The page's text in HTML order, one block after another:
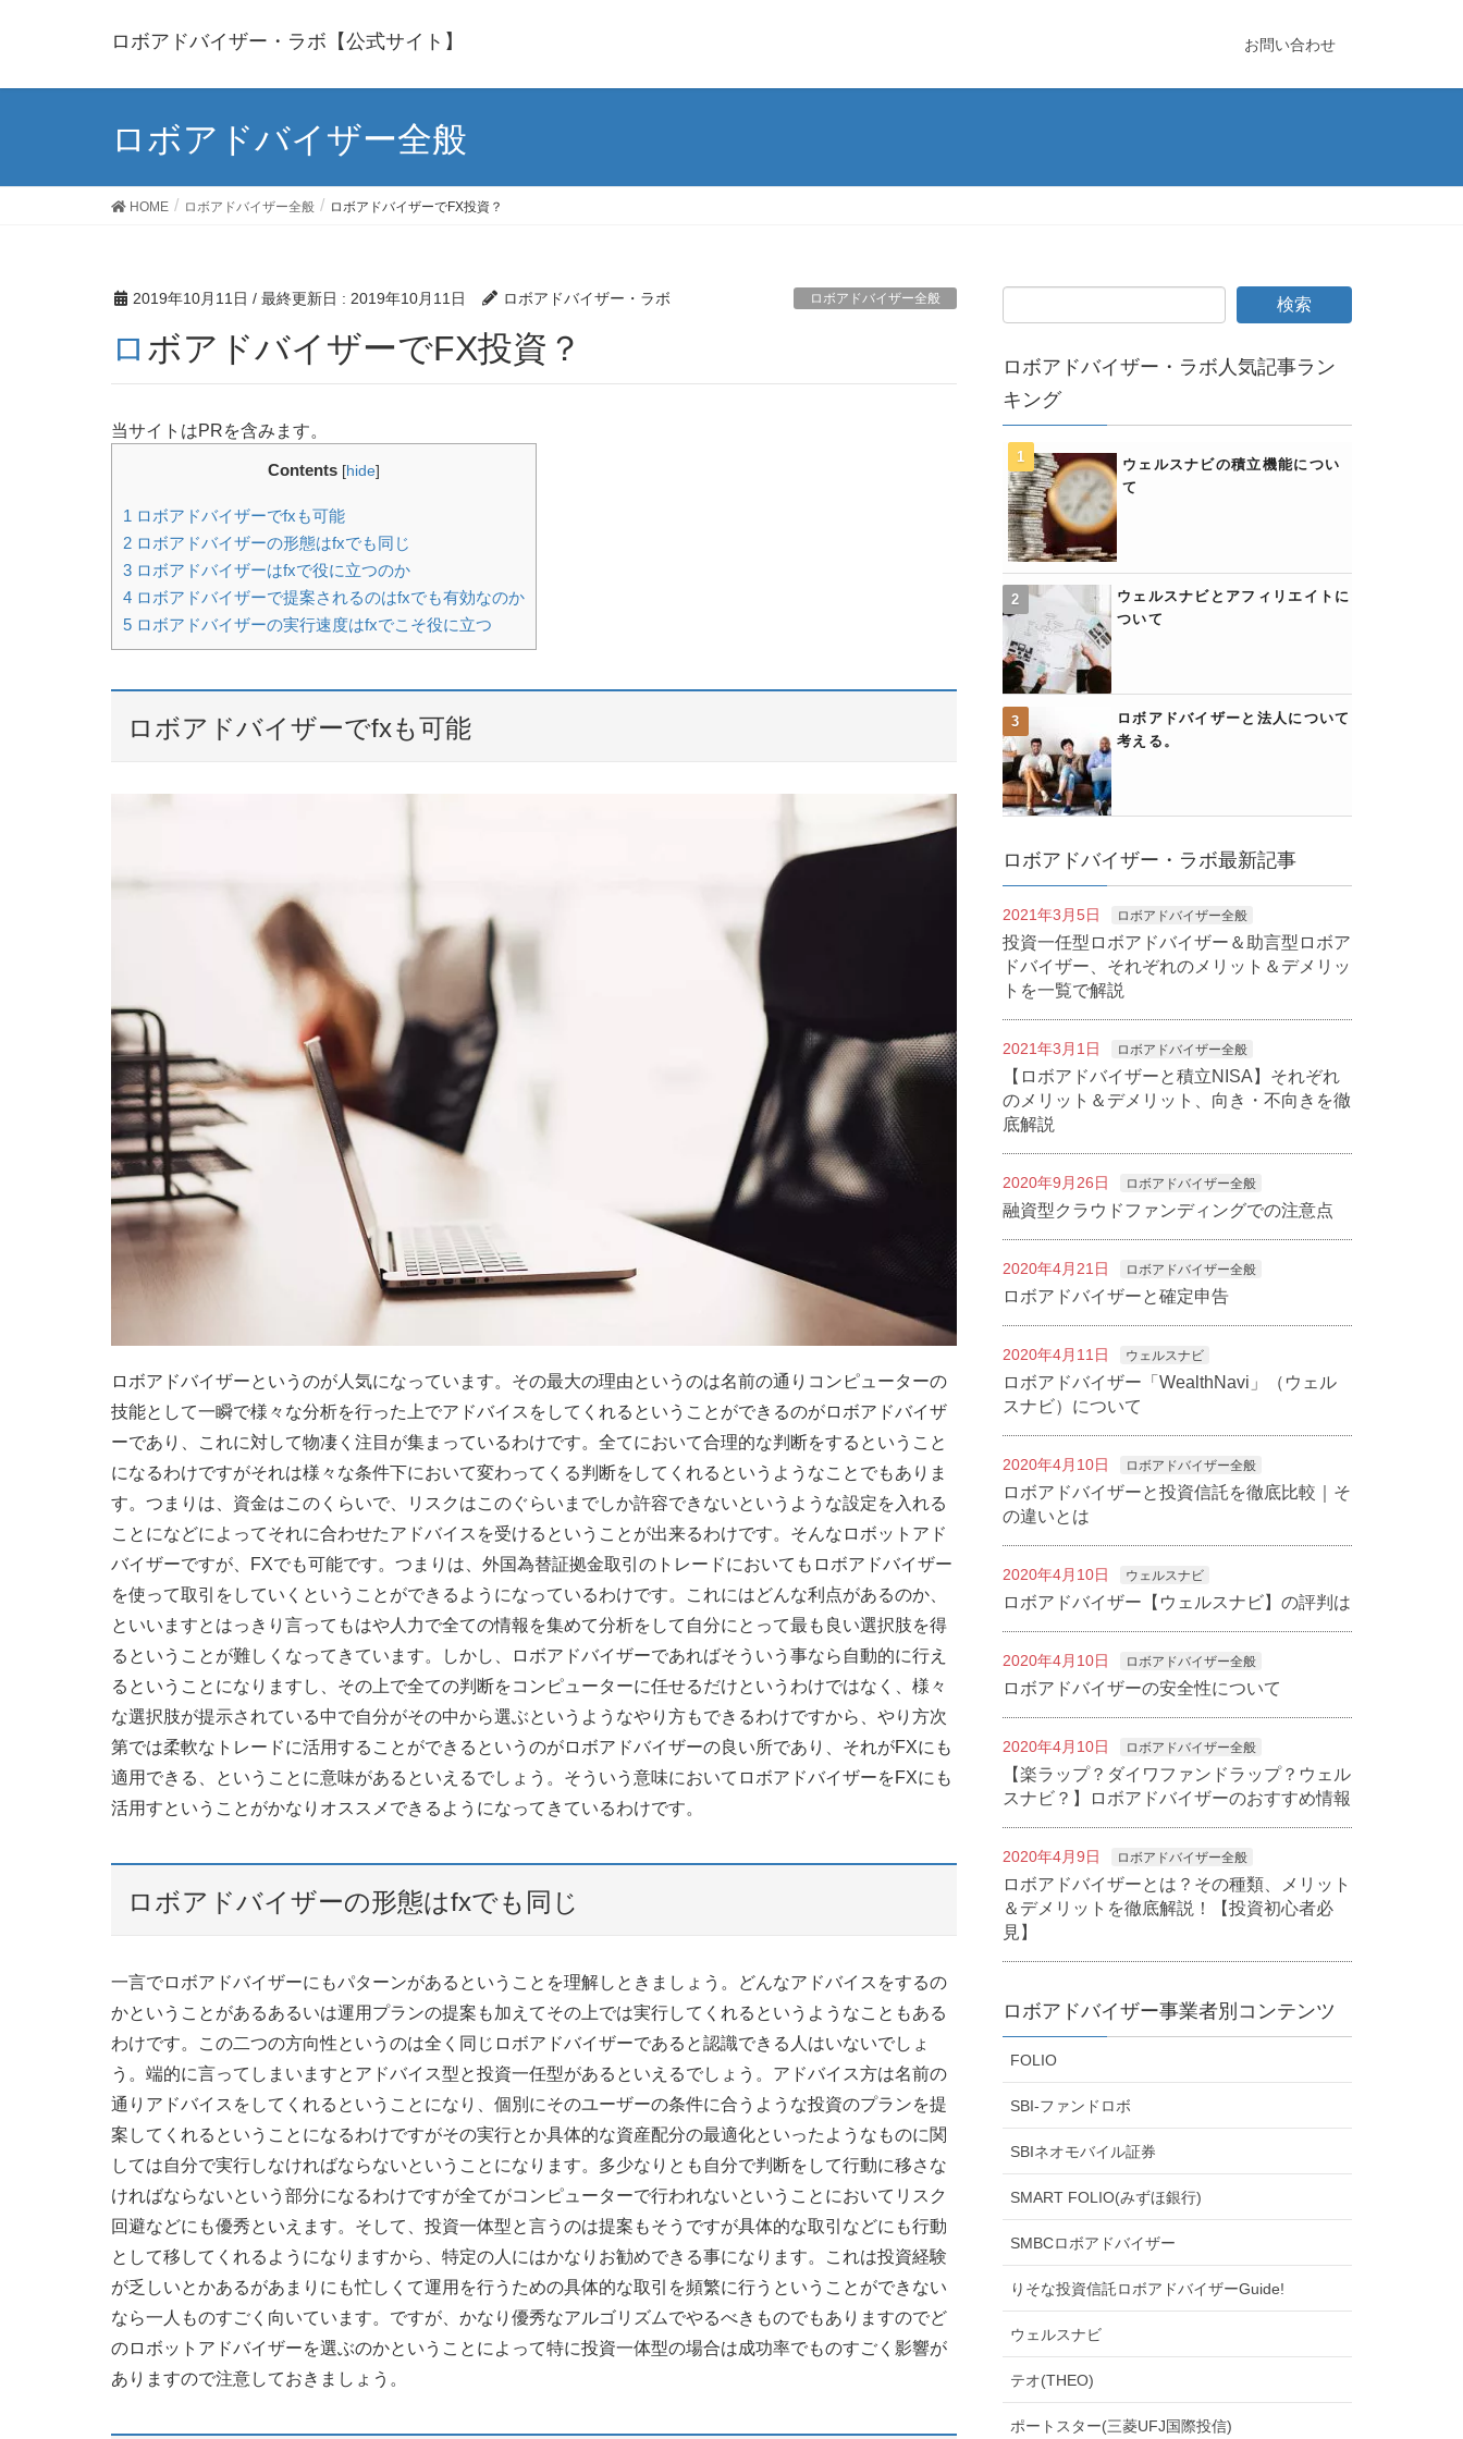
ロボアドバイザー・ラボ【公式サイト】 お問い合わせ
ロボアドバイザー全般
HOME ロボアドバイザー全般 ロボアドバイザーでFX投資？
2019年10月11日 / 最終更新日 : 2019年10月11日 ロボアドバイザー・ラボ ロボアドバイザー全般
ロボアドバイザーでFX投資？
当サイトはPRを含みます。
Contents [hide]
1 ロボアドバイザーでfxも可能
2 ロボアドバイザーの形態はfxでも同じ
3 ロボアドバイザーはfxで役に立つのか
4 ロボアドバイザーで提案されるのはfxでも有効なのか
5 ロボアドバイザーの実行速度はfxでこそ役に立つ
ロボアドバイザーでfxも可能
ロボアドバイザーというのが人気になっています。その最大の理由というのは名前の通りコンピューターの
技能として一瞬で様々な分析を行った上でアドバイスをしてくれるということができるのがロボアドバイザ
ーであり、これに対して物凄く注目が集まっているわけです。全てにおいて合理的な判断をするということ
になるわけですがそれは様々な条件下において変わってくる判断をしてくれるというようなことでもありま
す。つまりは、資金はこのくらいで、リスクはこのぐらいまでしか許容できないというような設定を入れる
ことになどによってそれに合わせたアドバイスを受けるということが出来るわけです。そんなロボットアド
バイザーですが、FXでも可能です。つまりは、外国為替証拠金取引のトレードにおいてもロボアドバイザー
を使って取引をしていくということができるようになっているわけです。これにはどんな利点があるのか、
といいますとはっきり言ってもはや人力で全ての情報を集めて分析をして自分にとって最も良い選択肢を得
るということが難しくなってきています。しかし、ロボアドバイザーであればそういう事なら自動的に行え
るということになりますし、その上で全ての判断をコンピューターに任せるだけというわけではなく、様々
な選択肢が提示されている中で自分がその中から選ぶというようなやり方もできるわけですから、やり方次
第では柔軟なトレードに活用することができるというのがロボアドバイザーの良い所であり、それがFXにも
適用できる、ということに意味があるといえるでしょう。そういう意味においてロボアドバイザーをFXにも
活用すということがかなりオススメできるようになってきているわけです。
ロボアドバイザーの形態はfxでも同じ
一言でロボアドバイザーにもパターンがあるということを理解しときましょう。どんなアドバイスをするの
かということがあるあるいは運用プランの提案も加えてその上では実行してくれるというようなこともある
わけです。この二つの方向性というのは全く同じロボアドバイザーであると認識できる人はいないでしょ
う。端的に言ってしまいますとアドバイス型と投資一任型があるといえるでしょう。アドバイス方は名前の
通りアドバイスをしてくれるということになり、個別にそのユーザーの条件に合うような投資のプランを提
案してくれるということになるわけですがその実行とか具体的な資産配分の最適化といったようなものに関
しては自分で実行しなければならないということになります。多少なりとも自分で判断をして行動に移さな
ければならないという部分になるわけですが全てがコンピューターで行われないということにおいてリスク
回避などにも優秀といえます。そして、投資一体型と言うのは提案もそうですが具体的な取引などにも行動
として移してくれるようになりますから、特定の人にはかなりお勧めできる事になります。これは投資経験
が乏しいとかあるがあまりにも忙しくて運用を行うための具体的な取引を頻繁に行うということができない
なら一人ものすごく向いています。ですが、かなり優秀なアルゴリズムでやるべきものでもありますのでど
のロボットアドバイザーを選ぶのかということによって特に投資一体型の場合は成功率でものすごく影響が
ありますので注意しておきましょう。
ロボアドバイザー・ラボ人気記事ラン
キング
ウェルスナビの積立機能につい
て
ウェルスナビとアフィリエイトに
ついて
ロボアドバイザーと法人について
考える。
ロボアドバイザー・ラボ最新記事
2021年3月5日 ロボアドバイザー全般
投資一任型ロボアドバイザー＆助言型ロボア
ドバイザー、それぞれのメリット＆デメリッ
トを一覧で解説
2021年3月1日 ロボアドバイザー全般
【ロボアドバイザーと積立NISA】それぞれ
のメリット＆デメリット、向き・不向きを徹
底解説
2020年9月26日 ロボアドバイザー全般
融資型クラウドファンディングでの注意点
2020年4月21日 ロボアドバイザー全般
ロボアドバイザーと確定申告
2020年4月11日 ウェルスナビ
ロボアドバイザー「WealthNavi」（ウェル
スナビ）について
2020年4月10日 ロボアドバイザー全般
ロボアドバイザーと投資信託を徹底比較｜そ
の違いとは
2020年4月10日 ウェルスナビ
ロボアドバイザー【ウェルスナビ】の評判は
2020年4月10日 ロボアドバイザー全般
ロボアドバイザーの安全性について
2020年4月10日 ロボアドバイザー全般
【楽ラップ？ダイワファンドラップ？ウェル
スナビ？】ロボアドバイザーのおすすめ情報
2020年4月9日 ロボアドバイザー全般
ロボアドバイザーとは？その種類、メリット
＆デメリットを徹底解説！【投資初心者必
見】
ロボアドバイザー事業者別コンテンツ
FOLIO
SBI-ファンドロボ
SBIネオモバイル証券
SMART FOLIO(みずほ銀行)
SMBCロボアドバイザー
りそな投資信託ロボアドバイザーGuide!
ウェルスナビ
テオ(THEO)
ポートスター(三菱UFJ国際投信)